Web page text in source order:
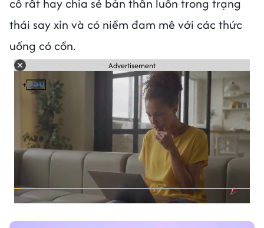
cô rất hay chia sẻ bản thân luôn trong trạng
thái say xỉn và có niềm đam mê với các thức
uống có cồn.
Advertisement